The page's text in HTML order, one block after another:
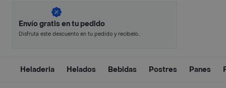
Envío gratis en tu pedido
Disfruta este descuento en tu pedido y recíbelo
Heladeria Helados Bebidas Postres Panes